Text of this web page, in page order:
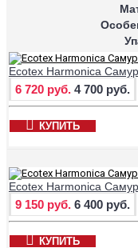
Ecotex Harmonica
6 720 руб. 4 700 руб.
КУПИТЬ
Ecotex Harmonica
9 150 руб. 6 400 руб.
КУПИТЬ